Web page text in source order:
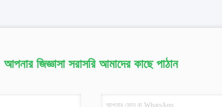
আপনার জিজ্ঞাসা সরাসরি আমাদের কাছে পাঠান